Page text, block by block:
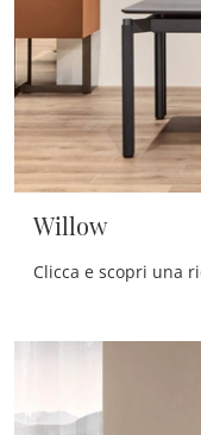
Willow